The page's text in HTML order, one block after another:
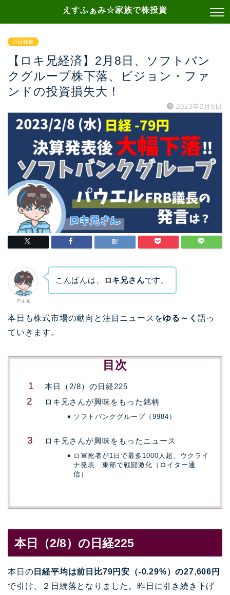
えすふぁみ☆家族で株投資
注目銘柄
【ロキ兄経済】2月8日、ソフトバン
クグループ株下落、ビジョン・ファ
ンドの投資損失大！
2023年2月8日
ロキ兄
こんばんは、 ロキ兄さんです。
本日も株式市場の動向と注目ニュースをゆる～く 語っ
ていきます。
目次
本日（2/8）の日経225
ロキ兄さんが興味をもった銘柄
ソフトバンクグループ（9984）
ロキ兄さんが興味をもったニュース
ロ軍死者が1日で最多1000人超、ウクライ
ナ発表 東部で戦闘激化（ロイター通
信）
本日（2/8）の日経225
本日の 日経平均は前日比79円安（-0.29%）の27,606円
で引け、２日続落となりました。昨日に引き続き下げ